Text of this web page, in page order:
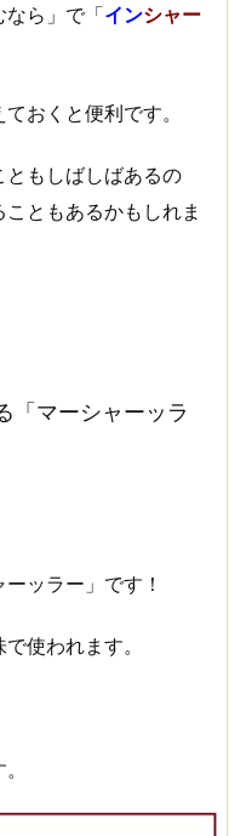
なら」で「インシャー
おくと便利です。
もしばしばあるの
ともあるかもしれま
「マーシャーッラ
ッラー」です！
使われます。